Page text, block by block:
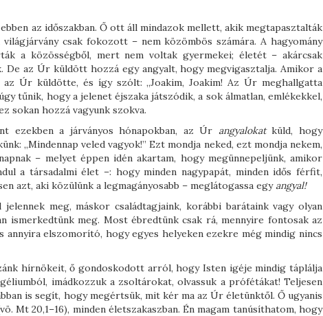
az időszakban. Ő ott áll mindazok mellett, akik megtapasztalták
csak fokozott – nem közömbös számára. A hagyomány
a közösségből, mert nem voltak gyermekei; életét – akárcsak
De az Úr küldött hozzá egy angyalt, hogy megvigasztalja. Amikor a
Úr küldötte, és így szólt: „Joakim, Joakim! Az Úr meghallgatta
tűnik, hogy a jelenet éjszaka játszódik, a sok álmatlan, emlékekkel,
sokan hozzá vagyunk szokva.
ezekben a járványos hónapokban, az Úr angyalokatküld, hogy
„Mindennap veled vagyok!” Ezt mondja neked, ezt mondja nekem,
– melyet éppen idén akartam, hogy megünnepeljünk, amikor
a társadalmi élet –: hogy minden nagypapát, minden idős férfit,
azt, aki közülünk a legmagányosabb – meglátogassa egyangyal!
meg, máskor családtagjaink, korábbi barátaink vagy olyan
ismerkedtünk meg. Most ébredtünk csak rá, mennyire fontosak az
annyira elszomorító, hogy egyes helyeken ezekre még mindig nincs
hírnökeit, ő gondoskodott arról, hogy Isten igéje mindig táplálja
imádkozzuk a zsoltárokat, olvassuk a prófétákat! Teljesen
is segít, hogy megértsük, mit kér ma az Úr életünktől. Ő ugyanis
Mt 20,1–16), minden életszakaszban. Én magam tanúsíthatom, hogy